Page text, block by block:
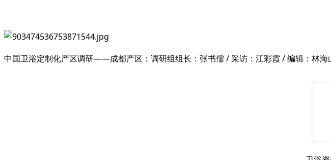
中国卫浴定制化产区调研——成都产区：调研组组长：张书儒 / 采访：江彩霞 / 编辑：林